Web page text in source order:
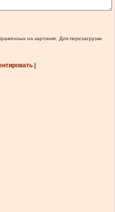
на картинке. Для перезагрузки
|